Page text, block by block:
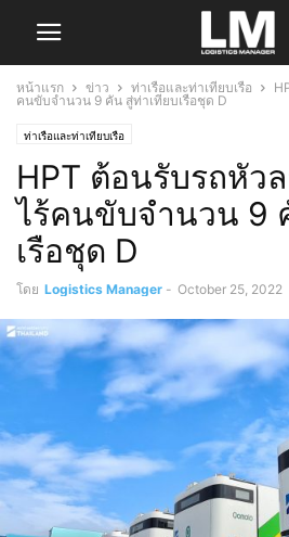
หน้าแรก ข่าว ท่าเรือและท่าเทียบเรือ
คนขับจำนวน 9 คัน สู่ท่าเทียบเรือชุด D
ท่าเรือและท่าเทียบเรือ
HPT ต้อนรับรถหัว
ไร้คนขับจำนวน 9
เรือชุด D
โดย Logistics Manager - October 25, 2022